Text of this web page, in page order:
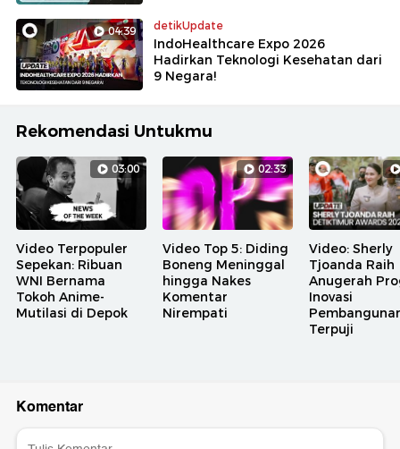
04:39 detikUpdate
IndoHealthcare Expo 2026
Hadirkan Teknologi Kesehatan dari
9 Negara!
Rekomendasi Untukmu
03:00
Video Terpopuler
Sepekan: Ribuan
WNI Bernama
Tokoh Anime-
Mutilasi di Depok
02:33
Video Top 5: Diding
Boneng Meninggal
hingga Nakes
Komentar
Nirempati
Video: Sherly
Tjoanda Raih
Anugerah
Inovasi
Terpuji